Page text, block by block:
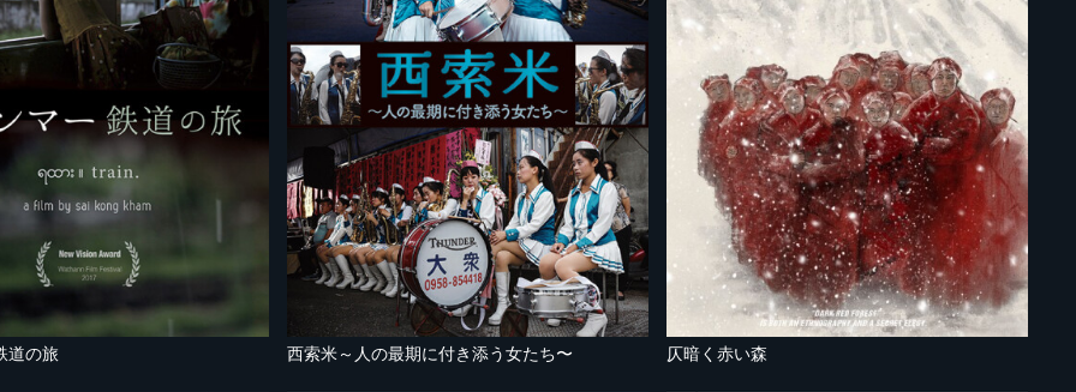
道の旅 西索米～人の最期に付き添う女たち〜 仄暗く赤い森